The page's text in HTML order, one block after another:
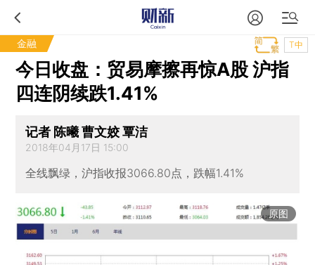
金融 T中
今日收盘：贸易摩擦再惊A股 沪指
四连阴续跌1.41%
记者 陈曦 曹文姣 覃洁
2018年04月17日 15:00
全线飘绿，沪指收报3066.80点，跌幅1.41%
原图